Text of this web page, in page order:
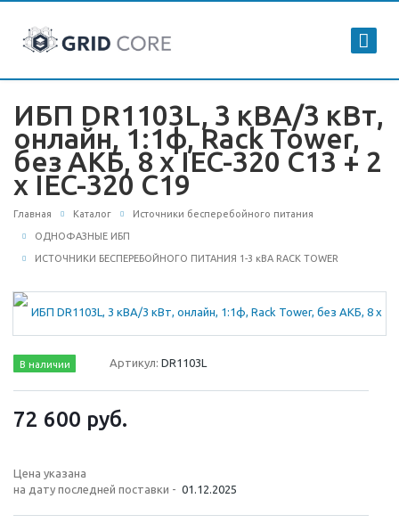
ИБП DR1103L, 3 кВА/3 кВт,
онлайн, 1:1ф, Rack Tower,
без АКБ, 8 x IEC-320 C13 + 2
x IEC-320 C19
Главная Каталог Источники бесперебойного питания
ОДНОФАЗНЫЕ ИБП
ИСТОЧНИКИ БЕСПЕРЕБОЙНОГО ПИТАНИЯ 1-3 кВА RACK TOWER
В наличии Артикул:DR1103L
72 600 руб.
Цена указана
на дату последней поставки - 01.12.2025